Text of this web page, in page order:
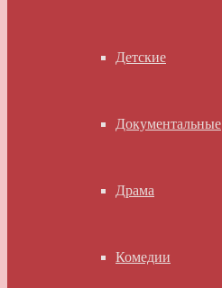
Детские
Документальные
Драма
Комедии